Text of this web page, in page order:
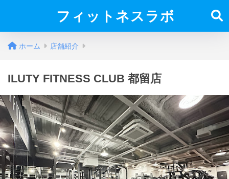
フィットネスラボ
ホーム 店舗紹介
ILUTY FITNESS CLUB 都留店